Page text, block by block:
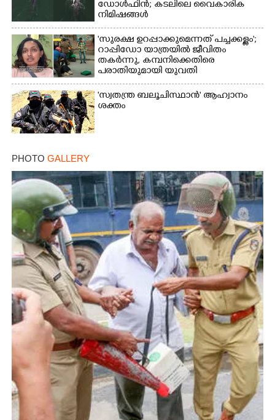
ഡോൾഫിൻ; കടലിലെ വൈകാരിക
നിമിഷങ്ങൾ
'സുരക്ഷ ഉറപ്പാക്കുമെന്നത് പച്ചക്കള്ളം';
റാപ്പിഡോ യാത്രയിൽ ജീവിതം
തകർന്നു, കമ്പനിക്കെതിരെ
പരാതിയുമായി യുവതി
'സ്വതന്ത്ര ബലൂചിസ്ഥാൻ' ആഹ്വാനം
ശക്തം
PHOTO GALLERY